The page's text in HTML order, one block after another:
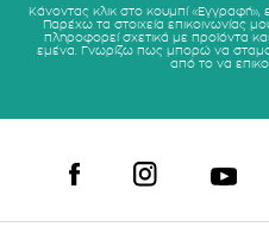
Κάνοντας κλικ στο κουμπί «Εγγραφή»,
Παρέχω τα στοιχεία επικοινωνίας
πληροφορεί σχετικά με προϊόντα
εμένα. Γνωρίζω πως μπορώ να
από το να